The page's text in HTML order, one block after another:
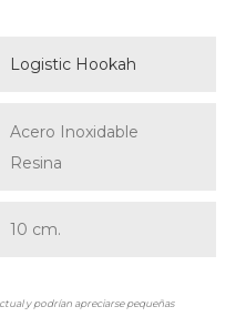
Logistic Hookah
Acero Inoxidable
Resina
10 cm.
y podrían apreciarse pequeñas